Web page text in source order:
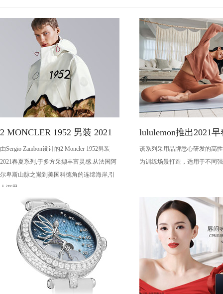
2 MONCLER 1952 男装 2021
春夏系列
由Sergio Zambon设计的2 Moncler 1952男装
2021春夏系列,于多方采撷丰富灵感:从法国阿
尔卑斯山脉之巅到美国科德角的连绵海岸,引
人深思。
lululemon推出2021
备
该系列采用品牌悉心研发的高
为训练场景打造，适用于不同